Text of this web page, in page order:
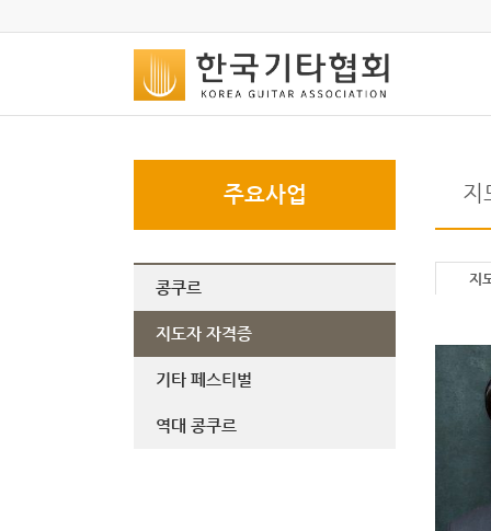
주요사업
콩쿠르
지도자 자격증
기타 페스티벌
역대 콩쿠르
지
지